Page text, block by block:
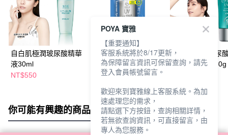
自白肌極潤玻尿酸精華
液30ml
NT$550
我的心機防曬噴霧
SPF50 90ml-香氛涼感
NT$99
自白肌水感玻尿
凝露SPF50+ 50g
你可能有興趣的商品 全站排行
POYA 寶雅
【重要通知】
客服系統將於8/17更新，
為保障留言資訊可保留查詢，請先
登入會員帳號留言。
歡迎來到寶雅線上客服系統。為加
速處理您的需求，
請點選下方按鈕，查詢相關詳情，
若無欲查詢資訊，可直接留言，由
專人為您服務。